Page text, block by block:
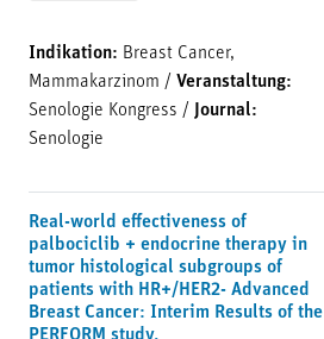
Indikation: Breast Cancer,
Mammakarzinom / Veranstaltung:
Senologie Kongress /
Journal:
Senologie
Real-world effectiveness of
palbociclib + endocrine therapy in
tumor histological subgroups of
patients with HR+/HER2- Advanced
Breast Cancer: Interim Results of the